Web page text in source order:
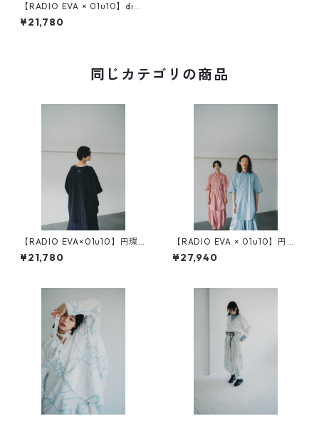
【RADIO EVA × 01u10】digi
tal camouflage jacquard 巾
着（レザーチェーン付き）
¥21,780
同じカテゴリの商品
【RADIO EVA×01u10】円環 c
ut & sewn half sleeve by 01
u10
¥21,780
【RADIO EVA × 01u10】円環
rope jacquard half sleeve s
hirt
¥27,940